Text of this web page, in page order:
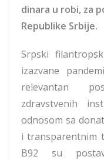
dinara u robi, za
Republike Srbije.
Srpski
izazvane
relevantan
zdravstvenih
odnosom sa
i transparentnim
B92 su